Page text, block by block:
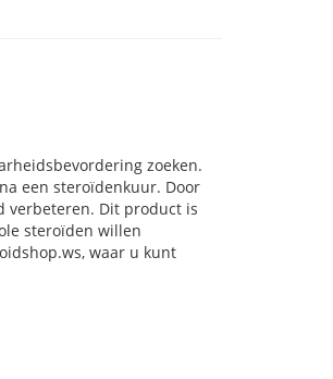
zoeken.
een steroïdenkuur. Door
verbeteren. Dit product is
steroïden willen
waar u kunt